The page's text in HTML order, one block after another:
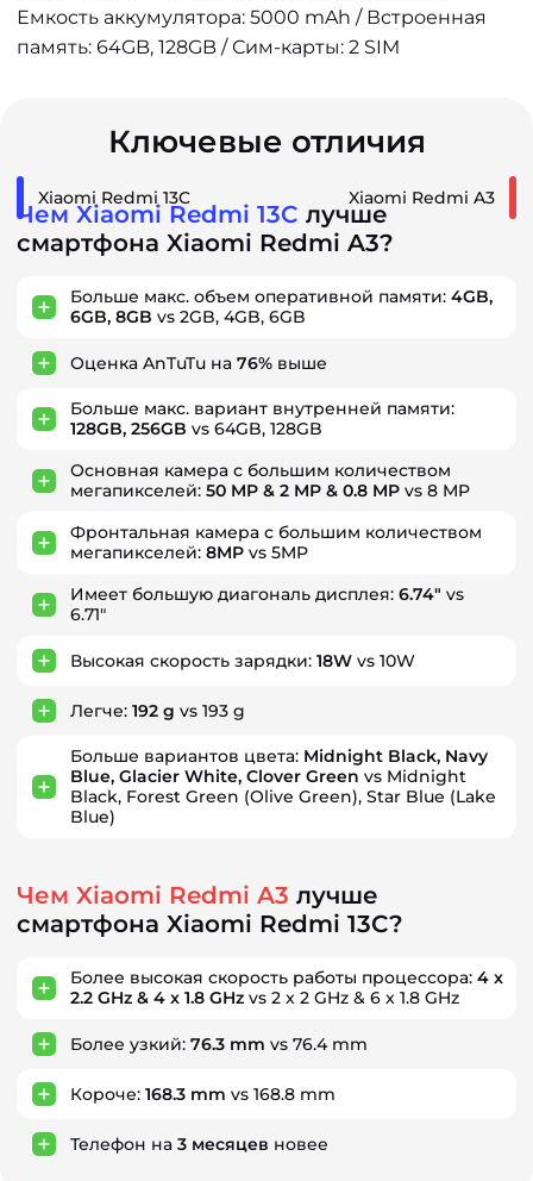
Емкость аккумулятора: 5000 mAh / Встроенная
память: 64GB, 128GB / Сим-карты: 2 SIM
Ключевые отличия
Xiaomi Redmi 13C Xiaomi Redmi A3
Чем Xiaomi Redmi 13C лучше
смартфона Xiaomi Redmi A3?
Больше макс. объем оперативной памяти: 4GB,
6GB, 8GB vs 2GB, 4GB, 6GB
Оценка AnTuTu на 76% выше
Больше макс. вариант внутренней памяти:
128GB, 256GB vs 64GB, 128GB
Основная камера с большим количеством
мегапикселей: 50 MP & 2 MP & 0.8 MP vs 8 MP
Фронтальная камера с большим количеством
мегапикселей: 8MP vs 5MP
Имеет большую диагональ дисплея: 6.74" vs
6.71"
Высокая скорость зарядки: 18W vs 10W
Легче: 192 g vs 193 g
Больше вариантов цвета: Midnight Black, Navy
Blue, Glacier White, Clover Green vs Midnight
Black, Forest Green (Olive Green), Star Blue (Lake
Blue)
Чем Xiaomi Redmi A3 лучше
смартфона Xiaomi Redmi 13C?
Более высокая скорость работы процессора: 4 x
2.2 GHz & 4 x 1.8 GHz vs 2 x 2 GHz & 6 x 1.8 GHz
Более узкий: 76.3 mm vs 76.4 mm
Короче: 168.3 mm vs 168.8 mm
Телефон на 3 месяцев новее